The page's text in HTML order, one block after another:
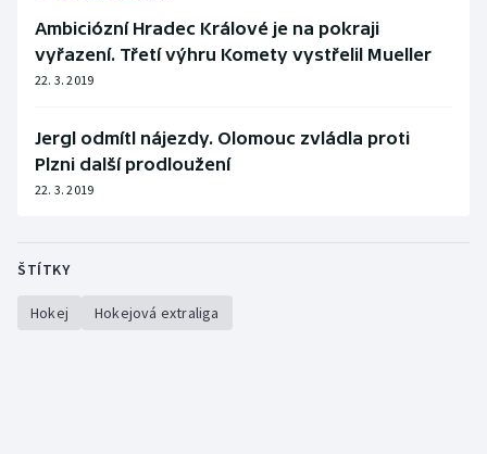
Vodní slalom
Volejbal
Ostatní
Ambiciózní Hradec Králové je na pokraji
vyřazení. Třetí výhru Komety vystřelil Mueller
22. 3. 2019
Jergl odmítl nájezdy. Olomouc zvládla proti
Plzni další prodloužení
22. 3. 2019
ŠTÍTKY
Hokej Hokejová extraliga